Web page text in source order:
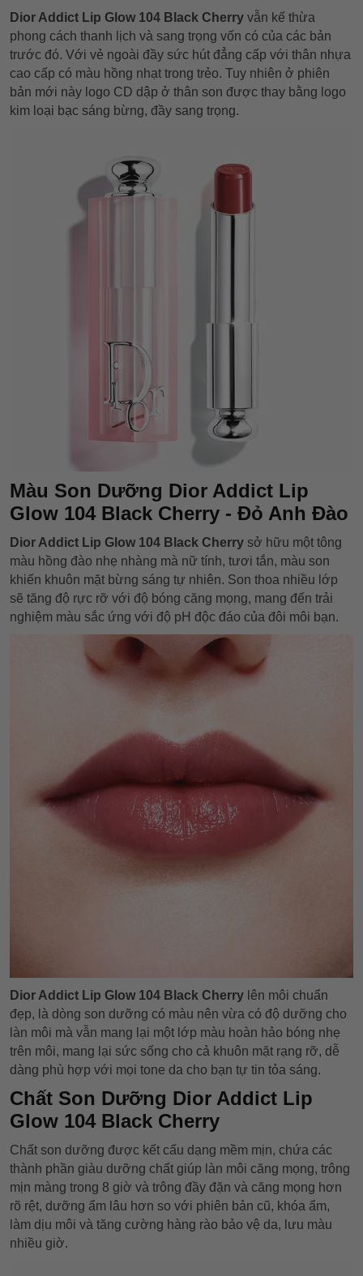
Dior Addict Lip Glow 104 Black Cherry vẫn kế thừa
phong cách thanh lịch và sang trọng vốn có của các bản
trước đó. Với vẻ ngoài đầy sức hút đẳng cấp với thân nhựa
cao cấp có màu hồng nhạt trong trẻo. Tuy nhiên ở phiên
bản mới này logo CD dập ở thân son được thay bằng logo
kim loại bạc sáng bừng, đầy sang trọng.
Màu Son Dưỡng Dior Addict Lip
Glow 104 Black Cherry - Đỏ Anh Đào
Dior Addict Lip Glow 104 Black Cherry sở hữu một tông
màu hồng đào nhẹ nhàng mà nữ tính, tươi tắn, màu son
khiến khuôn mặt bừng sáng tự nhiên. Son thoa nhiều lớp
sẽ tăng độ rực rỡ với độ bóng căng mọng, mang đến trải
nghiệm màu sắc ứng với độ pH độc đáo của đôi môi bạn.
Dior Addict Lip Glow 104 Black Cherry lên môi chuẩn
đẹp, là dòng son dưỡng có màu nên vừa có độ dưỡng cho
làn môi mà vẫn mang lại một lớp màu hoàn hảo bóng nhẹ
trên môi, mang lại sức sống cho cả khuôn mặt rạng rỡ, dễ
dàng phù hợp với mọi tone da cho bạn tự tin tỏa sáng.
Chất Son Dưỡng Dior Addict Lip
Glow 104 Black Cherry
Chất son dưỡng được kết cấu dạng mềm mịn, chứa các
thành phần giàu dưỡng chất giúp làn môi căng mọng, trông
mịn màng trong 8 giờ và trông đầy đặn và căng mọng hơn
rõ rệt, dưỡng ẩm lâu hơn so với phiên bản cũ, khóa ẩm,
làm dịu môi và tăng cường hàng rào bảo vệ da, lưu màu
nhiều giờ.